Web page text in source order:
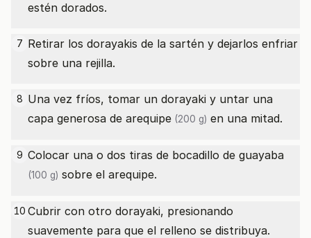
estén dorados.
7 Retirar los dorayakis de la sartén y dejarlos enfriar
sobre una rejilla.
8 Una vez fríos, tomar un dorayaki y untar una
capa generosa de arequipe (200 g) en una mitad.
9 Colocar una o dos tiras de bocadillo de guayaba
(100 g) sobre el arequipe.
10 Cubrir con otro dorayaki, presionando
suavemente para que el relleno se distribuya.